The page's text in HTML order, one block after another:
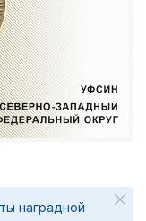
наградной